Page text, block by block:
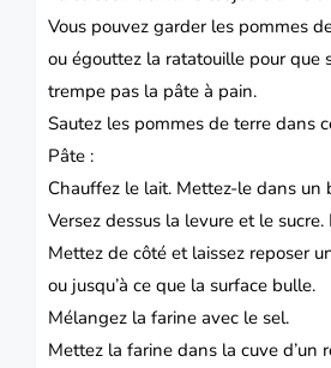
Vous pouvez garder les pommes
ou égouttez la ratatouille pour que
trempe pas la pâte à pain.
Sautez les pommes de terre dans
Pâte :
Chauffez le lait. Mettez-le dans un
Versez dessus la levure et le sucre.
Mettez de côté et laissez reposer
ou jusqu’à ce que la surface bulle.
Mélangez la farine avec le sel.
Mettez la farine dans la cuve d’un